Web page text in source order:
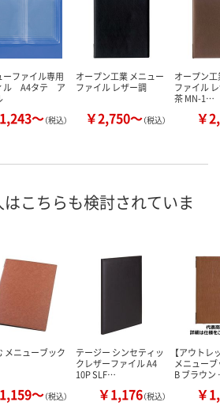
ーファイル専用
ル A4タテ ア
～（税込）
オープン工業 メニュー
ファイル レザー調
￥2,750～（税込）
オープン
ファイル
茶 MN-1…
￥
こちらも検討されていま
メニューブック
～（税込）
テージー シンセティッ
クレザーファイル A4
10P SLF…
￥1,176（税込）
【アウトレ
メニュー
B ブラウ
￥